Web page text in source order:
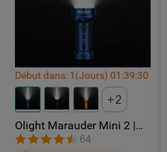
Début dans: 1 (Jours) 01 :39:29
2
Olight Marauder Mini 2 |
Lampe Torche Puissante
Rechargeable 10000
64